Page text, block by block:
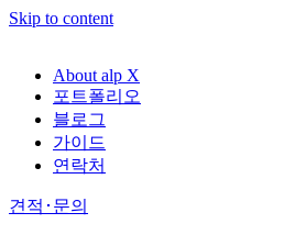
Skip to content
About alp X
포트폴리오
블로그
가이드
연락처
견적･문의